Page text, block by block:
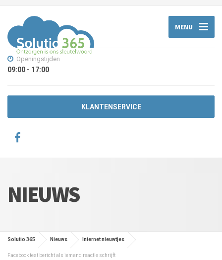
MENU
Openingstijden
09:00 - 17:00
KLANTENSERVICE
NIEUWS
Solutio 365 Nieuws Internet nieuwtjes
Facebook test bericht als iemand reactie schrijft